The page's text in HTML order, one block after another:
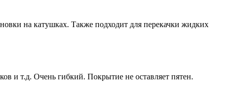
на катушках. Также подходит для перекачки жидких
и т.д. Очень гибкий. Покрытие не оставляет пятен.